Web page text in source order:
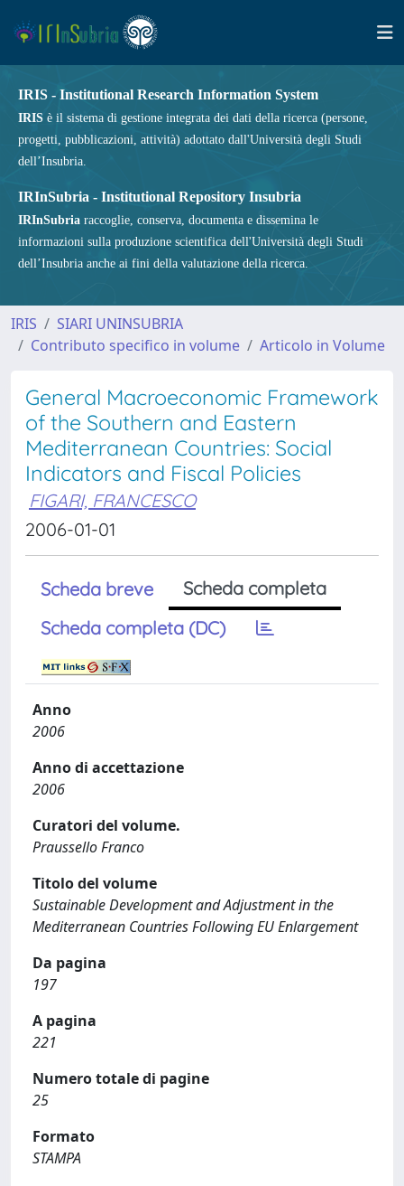
IRIS - Institutional Research Information System
IRIS è il sistema di gestione integrata dei dati della ricerca (persone,
progetti, pubblicazioni, attività) adottato dall'Università degli Studi
dell’Insubria.
IRInSubria - Institutional Repository Insubria
IRInSubria raccoglie, conserva, documenta e dissemina le
informazioni sulla produzione scientifica dell'Università degli Studi
dell’Insubria anche ai fini della valutazione della ricerca.
IRIS
SIARI UNINSUBRIA
Contributo specifico in volume
Articolo in Volume
General Macroeconomic Framework
of the Southern and Eastern
Mediterranean Countries: Social
Indicators and Fiscal Policies
FIGARI, FRANCESCO
2006-01-01
Scheda breve
Scheda completa
Scheda completa (DC)
Anno
2006
Anno di accettazione
2006
Curatori del volume.
Praussello Franco
Titolo del volume
Sustainable Development and Adjustment in the
Mediterranean Countries Following EU Enlargement
Da pagina
197
A pagina
221
Numero totale di pagine
25
Formato
STAMPA